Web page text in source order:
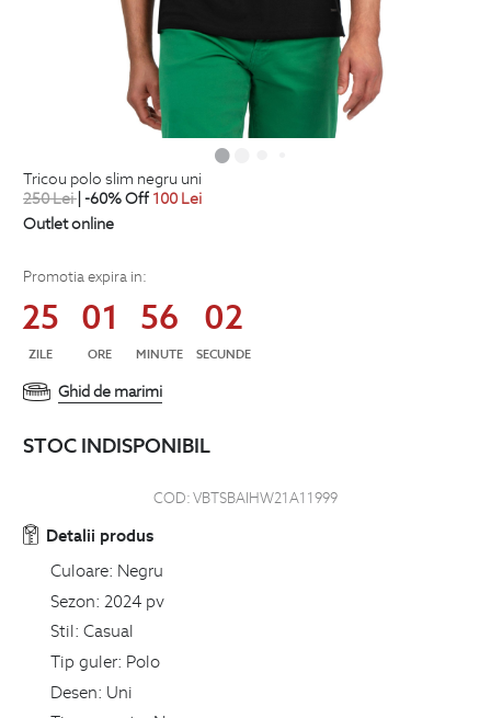
tricou polo slim negru uni
250Lei| -60% Off 100 Lei
Outlet online
Promotia expira in:
25
ZILE
01
ORE
56
MINUTE
01
SECUNDE
Ghid de marimi
STOC INDISPONIBIL
COD:VBTSBAIHW21A11999
Detalii produs
Culoare: Negru
Sezon: 2024 pv
Stil: Casual
Tip guler: Polo
Desen: Uni